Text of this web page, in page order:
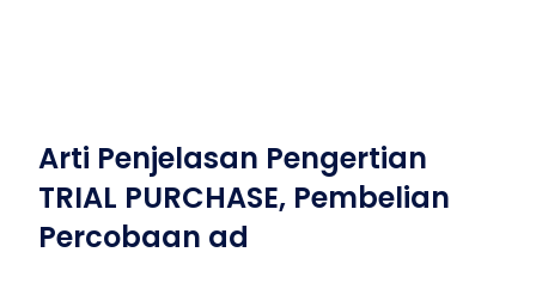
Arti Penjelasan Pengertian
TRIAL PURCHASE, Pembelian
Percobaan ad